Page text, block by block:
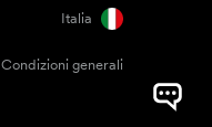
Italia
Condizioni generali